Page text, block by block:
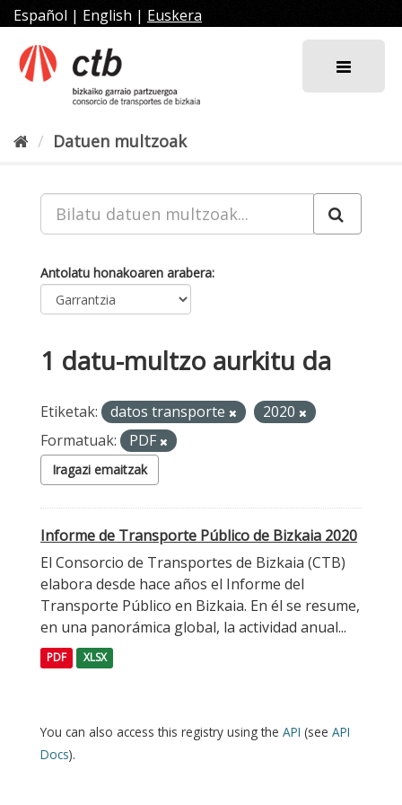
Joan
edukira
Español | English | Euskera
Datuen multzoak
Antolatu honakoaren arabera
1 datu-multzo aurkitu da
Etiketak: datos transporte
2020
Formatuak:
PDF
Iragazi emaitzak
Informe de Transporte Público de Bizkaia 2020
El Consorcio de Transportes de Bizkaia (CTB)
elabora desde hace años el Informe del
Transporte Público en Bizkaia. En él se resume,
en una panorámica global, la actividad anual...
PDF XLSX
You can also access this registry using the API (see API
Docs).